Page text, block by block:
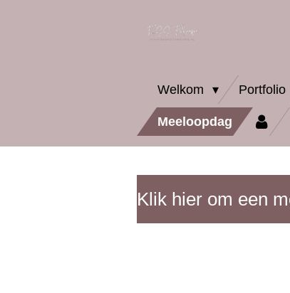
hoofdinhoud
Welkom Portfolio
Meeloopdag
Klik hier om een